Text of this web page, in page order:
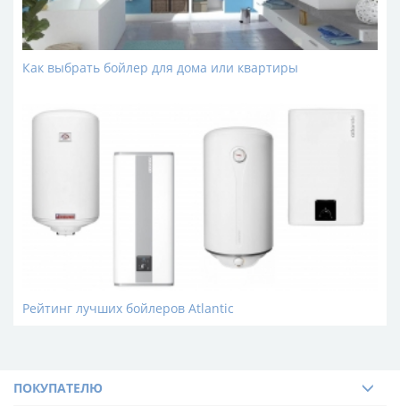
Удобство онлайн-покупки обеспечивается тем, что
выбранные вами бойлеры 120л будут доставлены на
ближайшее почтовое отделение в течение нескольких
дней после заказа. В Киеве и Львове мы можем
организовать доставку по указанному адресу.
Как выбрать бойлер для дома или квартиры
Рейтинг лучших бойлеров Atlantic
ПОКУПАТЕЛЮ